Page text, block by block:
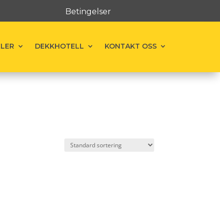
Betingelser
DEKKHOTELL KONTAKT OSS